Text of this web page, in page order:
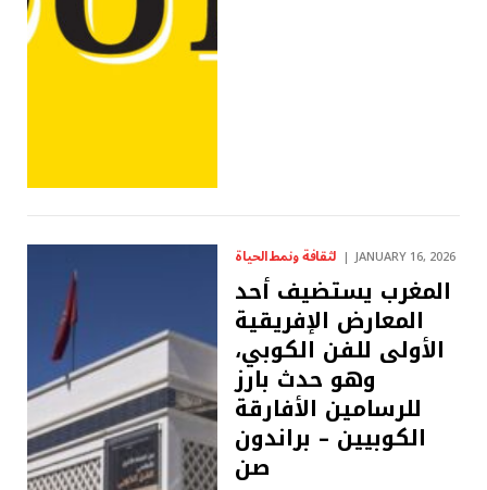
لثقافة ونمط الحياة JANUARY 16, 2026
المغرب يستضيف أحد
المعارض الإفريقية
الأولى للفن الكوبي،
وهو حدث بارز
للرسامين الأفارقة
الكوبيين – براندون
صن